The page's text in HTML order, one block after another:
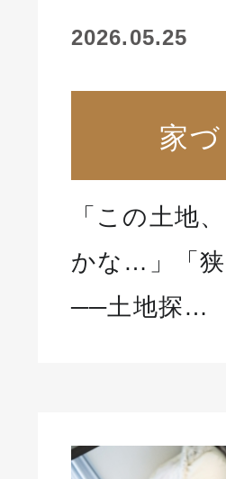
2026.05.25
家
「この土地
かな…」「
──土地探…